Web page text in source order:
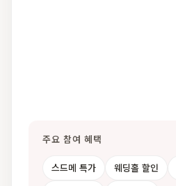
주요 참여 혜택
스드메 특가 웨딩홀 할인